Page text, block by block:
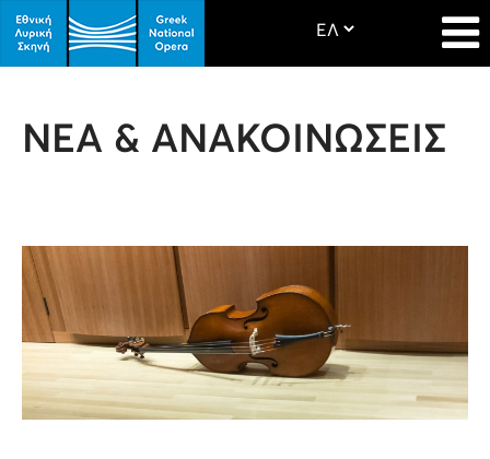
ΝΕΑ & ΑΝΑΚΟΙΝΩΣΕΙΣ